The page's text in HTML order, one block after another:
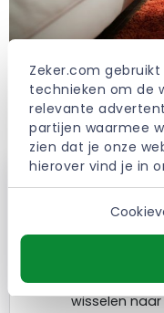
Zeker.com
technieken om de
relevante
partijen waarmee
zien dat je onze
hierover vind je in
Ervaringen
Na jaren trouwe
plotseling een brief
gooien. Risico en
schade bij ze
een en ander
wisselen